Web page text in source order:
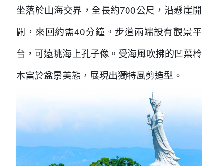
坐落於山海交界，全長約700公尺，沿懸崖開
闢，來回約需40分鐘。步道兩端設有觀景平
台，可遠眺海上孔子像。受海風吹拂的凹葉柃
木富於盆景美態，展現出獨特風剪造型。